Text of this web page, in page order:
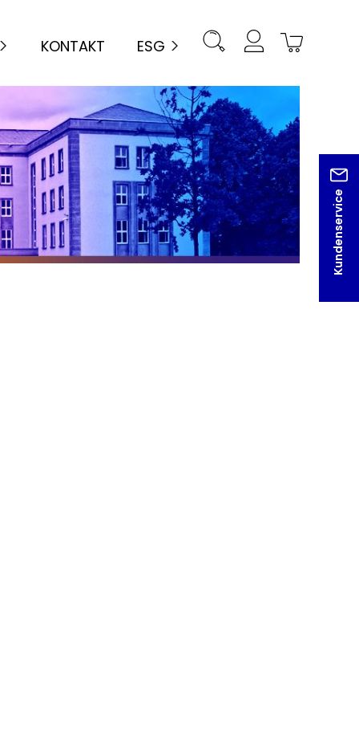
KONTAKT ESG
Kundenservice